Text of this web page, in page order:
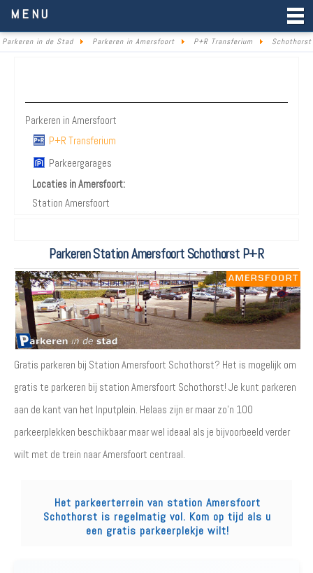
MENU
Parkeren in de Stad Parkeren in Amersfoort P+R Transferium Schothorst
Parkeren in Amersfoort
P+R Transferium
Parkeergarages
Locaties in Amersfoort:
Station Amersfoort
Parkeren Station Amersfoort Schothorst P+R
Gratis parkeren bij Station Amersfoort Schothorst? Het is mogelijk om
gratis te parkeren bij station Amersfoort Schothorst! Je kunt parkeren
aan de kant van het Inputplein. Helaas zijn er maar zo'n 100
parkeerplekken beschikbaar maar wel ideaal als je bijvoorbeeld verder
wilt met de trein naar Amersfoort centraal.
Het parkeerterrein van station Amersfoort
Schothorst is regelmatig vol. Kom op tijd als u
een gratis parkeerplekje wilt!